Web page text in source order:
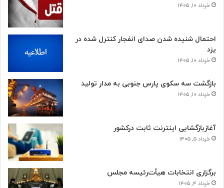
خرداد ۱۰, ۱۴۰۵
احتمال شنیده شدن صدای انفجار کنترل شده در
یزد
خرداد ۱۰, ۱۴۰۵
بازگشت سه سکوی پارس جنوبی به مدار تولید
خرداد ۱۰, ۱۴۰۵
آغازبازگشایی اینترنت ثابت درکشور
خرداد ۵, ۱۴۰۵
برگزاری انتخابات هیأت‌رئیسه مجلس
خرداد ۴, ۱۴۰۵